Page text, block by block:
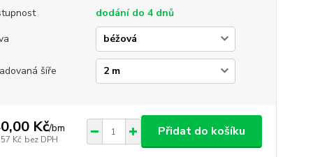
dodání do 4 dnů
šíře
Kč/bm
Kč bez DPH
Přidat do košíku